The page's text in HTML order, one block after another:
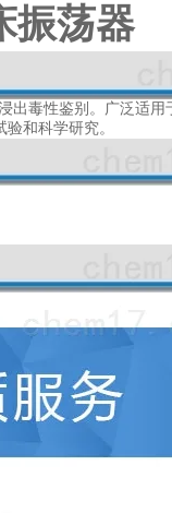
振荡器
出毒性鉴别。广泛适
和科学研究。